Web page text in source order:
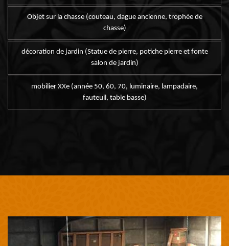
Objet sur la chasse (couteau, dague ancienne, trophée de
chasse)
décoration de jardin (Statue de pierre, potiche pierre et fonte
salon de jardin)
mobilier XXe (année 50, 60, 70, luminaire, lampadaire,
fauteuil, table basse)